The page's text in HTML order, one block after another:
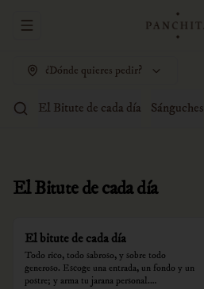
Abrir menu de navegación
¿Dónde quieres pedir?
El Bitute de cada día Sánguches
El Bitute de cada día
El bitute de cada día
Todo rico, todo sabroso, y sobre todo
generoso. Escoge una entrada, un fondo y un
postre; y arma tu jarana personal.